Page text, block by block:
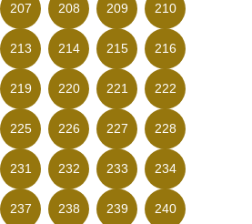
207 208 209 210
213 214 215 216
219 220 221 222
225 226 227 228
231 232 233 234
237 238 239 240